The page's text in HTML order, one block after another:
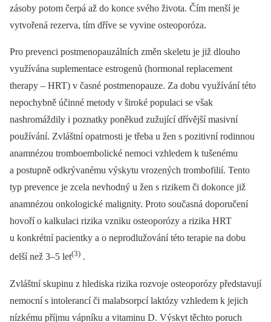
zásoby potom čerpá až do konce svého života. Čím menší je
vytvořená rezerva, tím dříve se vyvine osteoporóza.
Pro prevenci postmenopauzálních změn skeletu je již dlouho
využívána suplementace estrogenů (hormonal replacement
therapy –⁠ HRT) v časné postmenopauze. Za dobu využívání této
nepochybně účinné metody v široké populaci se však
nashromáždily i poznatky poněkud zužující dřívější masivní
používání. Zvláštní opatrnosti je třeba u žen s pozitivní rodinnou
anamnézou tromboembolické nemoci vzhledem k tušenému
a postupně odkrývanému výskytu vrozených trombofilií. Tento
typ prevence je zcela nevhodný u žen s rizikem či dokonce již
anamnézou onkologické malignity. Proto současná doporučení
hovoří o kalkulaci rizika vzniku osteoporózy a rizika HRT
u konkrétní pacientky a o neprodlužování této terapie na dobu
delší než 3–5 let(3) .
Zvláštní skupinu z hlediska rizika rozvoje osteoporózy představují
nemocní s intolerancí či malabsorpcí laktózy vzhledem k jejich
nízkému příjmu vápníku a vitaminu D. Výskyt těchto poruch